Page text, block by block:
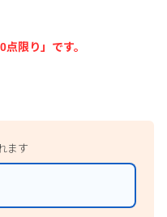
限り」です。
ます